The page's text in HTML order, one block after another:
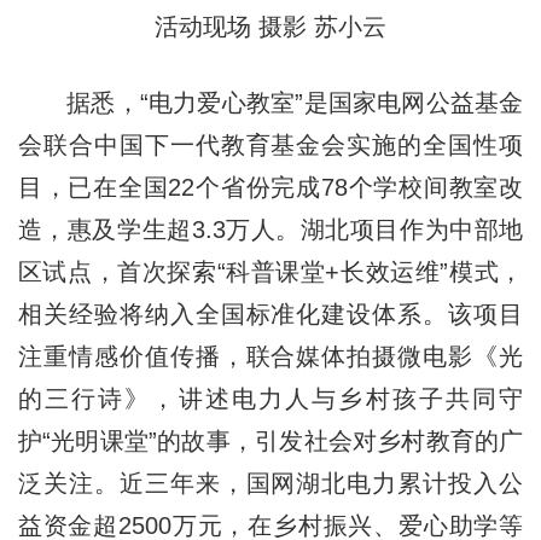
活动现场 摄影 苏小云
据悉，“电力爱心教室”是国家电网公益基金
会联合中国下一代教育基金会实施的全国性项
目，已在全国22个省份完成78个学校间教室改
造，惠及学生超3.3万人。湖北项目作为中部地
区试点，首次探索“科普课堂+长效运维”模式，
相关经验将纳入全国标准化建设体系。该项目
注重情感价值传播，联合媒体拍摄微电影《光
的三行诗》，讲述电力人与乡村孩子共同守
护“光明课堂”的故事，引发社会对乡村教育的广
泛关注。近三年来，国网湖北电力累计投入公
益资金超2500万元，在乡村振兴、爱心助学等